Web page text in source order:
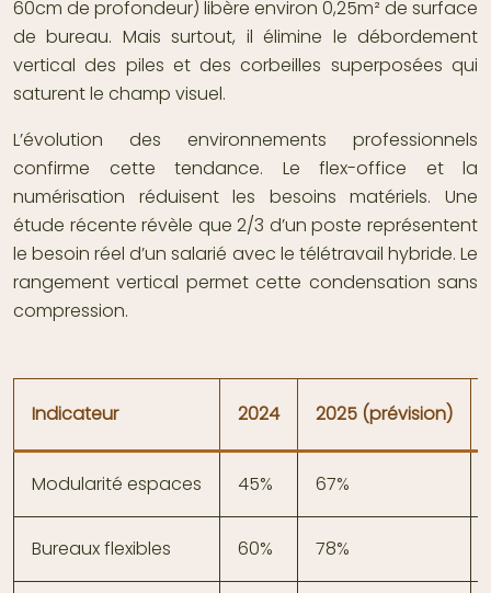
60cm de profondeur) libère environ 0,25m² de surface
de bureau. Mais surtout, il élimine le débordement
vertical des piles et des corbeilles superposées qui
saturent le champ visuel.
L’évolution des environnements professionnels
confirme cette tendance. Le flex-office et la
numérisation réduisent les besoins matériels. Une
étude récente révèle que 2/3 d’un poste représentent
le besoin réel d’un salarié avec le télétravail hybride. Le
rangement vertical permet cette condensation sans
compression.
Indicateur 2024 2025 (prévision)
Modularité espaces 45% 67%
Bureaux flexibles 60% 78%